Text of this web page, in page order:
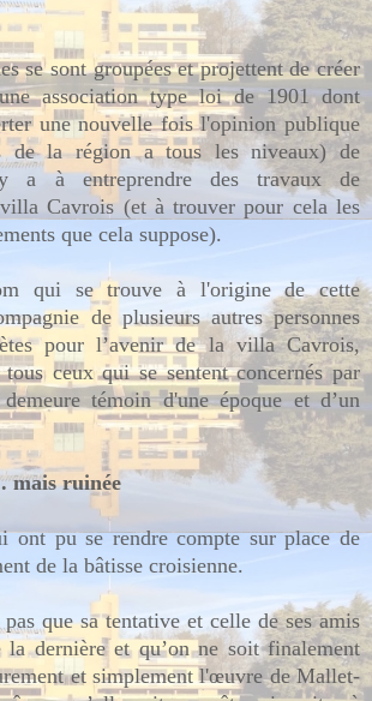
se sont groupées et projettent de créer
association type loi de 1901 dont
une nouvelle fois l'opinion publique
de la région a tous les niveaux) de
a à entreprendre des travaux de
Cavrois (et à trouver pour cela les
que cela suppose).
qui se trouve à l'origine de cette
de plusieurs autres personnes
pour l’avenir de la villa Cavrois,
ceux qui se sentent concernés par
témoin d'une époque et d’un
mais ruinée
ont pu se rendre compte sur place de
de la bâtisse croisienne.
que sa tentative et celle de ses amis
la dernière et qu’on ne soit finalement
et simplement l'œuvre de Mallet-